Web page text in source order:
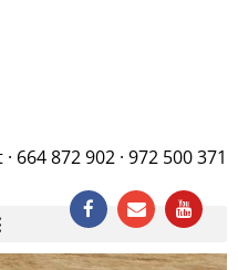
664 872 902 · 972 500 371